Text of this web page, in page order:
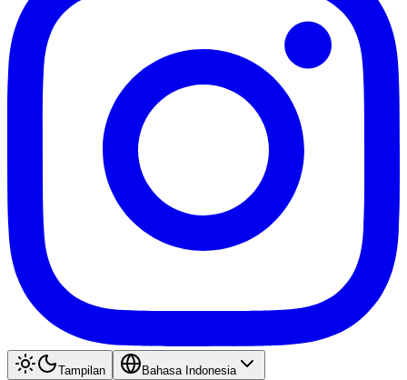
Tampilan
Bahasa Indonesia